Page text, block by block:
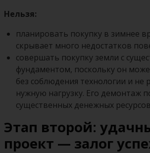
Нельзя:
планировать покупку в зимнее
скрывает много недостатков
совершать покупку земли с
фундаментом, поскольку он
без соблюдения технологии и не
нужную нагрузку. Его демонтаж
существенных денежных
Этап второй:
проект — залог